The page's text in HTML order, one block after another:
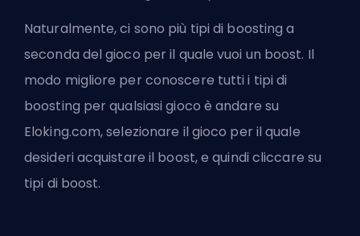
Naturalmente, ci sono più tipi di boosting a
seconda del gioco per il quale vuoi un boost. Il
modo migliore per conoscere tutti i tipi di
boosting per qualsiasi gioco è andare su
Eloking.com, selezionare il gioco per il quale
desideri acquistare il boost, e quindi cliccare su
tipi di boost.